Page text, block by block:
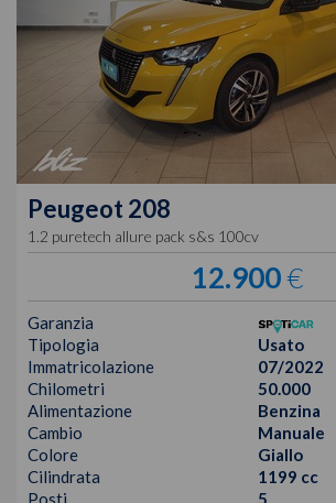
Peugeot 208
1.2 puretech allure pack s&s 100cv
12.900€
Garanzia
Tipologia
Usato
Immatricolazione
07/2022
Chilometri
50.000
Alimentazione
Benzina
Cambio
Manuale
Colore
Giallo
Cilindrata
1199 cc
Posti
5